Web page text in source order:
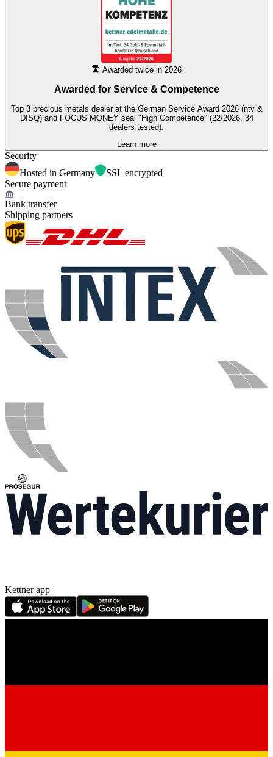
Awarded twice in 2026
Awarded for Service & Competence
Top 3 precious metals dealer at the German Service Award 2026 (ntv &
DISQ) and FOCUS MONEY seal "High Competence" (22/2026, 34
dealers tested).
Learn more
Security
Hosted in Germany
SSL encrypted
Secure payment
Bank transfer
Shipping partners
Kettner app